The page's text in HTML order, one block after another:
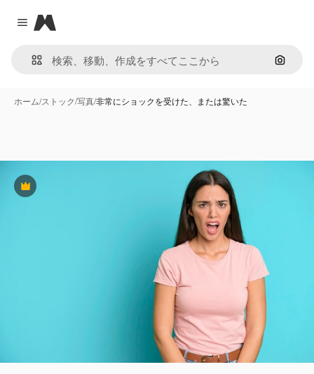
Close menu
Magnific
画像で
ホーム/ストック/写真/非常にショックを受けた、または驚いた
Premium